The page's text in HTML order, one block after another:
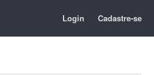
Login Cadastre-se